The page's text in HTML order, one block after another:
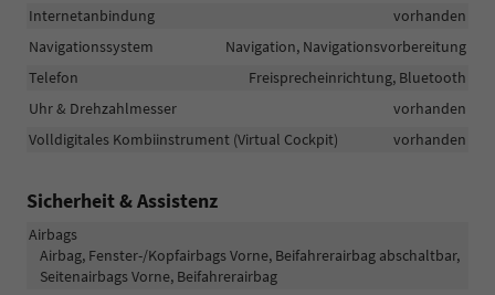
Internetanbindung
vorhanden
Navigationssystem
Navigation, Navigationsvorbereitung
Telefon
Freisprecheinrichtung, Bluetooth
Uhr & Drehzahlmesser
vorhanden
Volldigitales Kombiinstrument (Virtual Cockpit)
vorhanden
Sicherheit & Assistenz
Airbags
Airbag, Fenster-/Kopfairbags Vorne, Beifahrerairbag abschaltbar,
Seitenairbags Vorne, Beifahrerairbag